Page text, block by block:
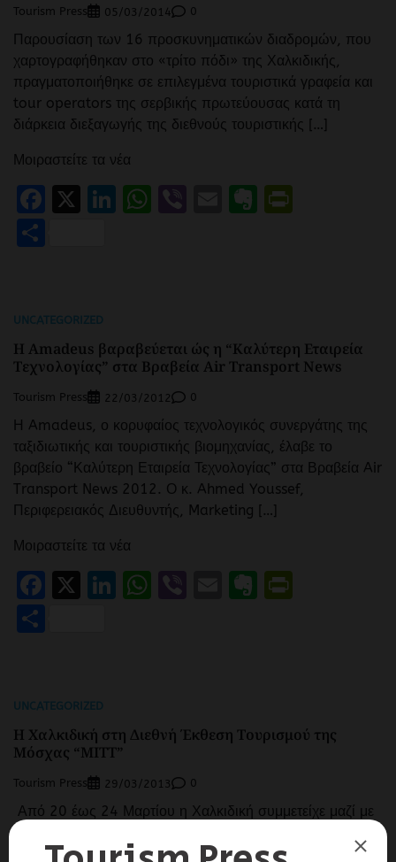
Tourism Press 05/03/2014 0
Παρουσίαση των 16 προσκυνηματικών διαδρομών, που
χαρτογραφήθηκαν στο «τρίτο πόδι» της Χαλκιδικής,
πραγματοποιήθηκε σε επιλεγμένα τουριστικά γραφεία και
tour operators της σερβικής πρωτεύουσας κατά τη
διάρκεια διεξαγωγής της διεθνούς τουριστικής […]
Μοιραστείτε τα νέα
Facebook
X LinkedIn
WhatsApp
ViberEmailEvernote
UNCATEGORIZED
Η Amadeus βαραβεύεται ώς η “Καλύτερη Εταιρεία
Τεχνολογίας” στα Βραβεία Air Transport News
Tourism Press 22/03/2012 0
Η Amadeus, ο κορυφαίος τεχνολογικός συνεργάτης της
ταξιδιωτικής και τουριστικής βιομηχανίας, έλαβε το
βραβείο “Καλύτερη Εταιρεία Τεχνολογίας” στα Βραβεία Air
Transport News 2012. Ο κ. Ahmed Youssef,
Περιφερειακός Διευθυντής, Marketing […]
Μοιραστείτε τα νέα
Facebook
X LinkedIn
WhatsApp
ViberEmailEvernote
UNCATEGORIZED
Η Χαλκιδική στη Διεθνή Έκθεση Τουρισμού της
Μόσχας “ΜΙΤΤ”
Tourism Press 29/03/2013 0
Από 20 έως 24 Μαρτίου η Χαλκιδική συμμετείχε μαζί με
περίπτερο του ΕΟΤ στην Διεθνή Έκθεση Τουρισμού της